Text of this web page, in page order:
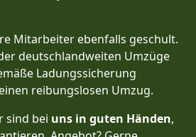
Mitarbeiter ebenfalls geschult.
deutschlandweiten Umzüge
Ladungssicherung
reibungslosen Umzug.
sind bei uns in guten Händen,